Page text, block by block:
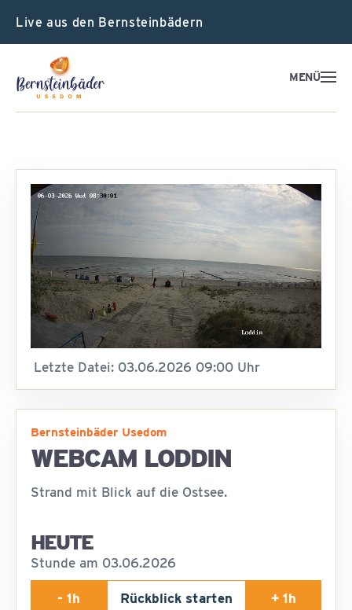
Live aus den Bernsteinbädern
MENÜ
Letzte Datei: 03.06.2026 09:00 Uhr
Bernsteinbäder Usedom
WEBCAM LODDIN
Strand mit Blick auf die Ostsee.
HEUTE
Stunde am 03.06.2026
- 1h Rückblick starten + 1h